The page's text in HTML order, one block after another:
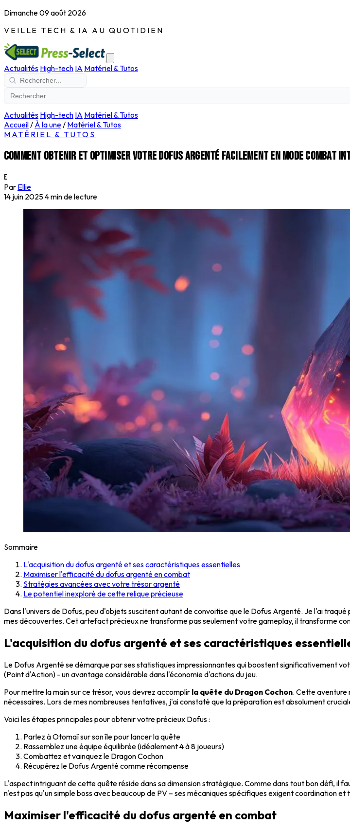
Dimanche 09 août 2026
VEILLE TECH & IA AU QUOTIDIEN
Actualités High-tech IA Matériel & Tutos
Actualités High-tech IA Matériel & Tutos
Accueil/ À la une/ Matériel & Tutos
MATÉRIEL & TUTOS
Comment obtenir et optimiser votre dofus argenté facilement en mode combat
E
Par Ellie
14 juin 20254 min de lecture
Sommaire
L'acquisition du dofus argenté et ses caractéristiques essentielles
Maximiser l'efficacité du dofus argenté en combat
Stratégies avancées avec votre trésor argenté
Le potentiel inexploré de cette relique précieuse
Dans l'univers de Dofus, peu d'objets suscitent autant de convoitise que le Dofus Argenté. Je l'ai
mes découvertes. Cet artefact précieux ne transforme pas seulement votre gameplay, il transforme
L'acquisition du dofus argenté et ses caractéristiques
Le Dofus Argenté se démarque par ses statistiques impressionnantes qui boostent significativement
(Point d'Action) - un avantage considérable dans l'économie d'actions du jeu.
Pour mettre la main sur ce trésor, vous devrez accomplir la quête du Dragon Cochon. Cette aventure
nécessaires. Lors de mes nombreuses tentatives, j'ai constaté que la préparation est absolument
Voici les étapes principales pour obtenir votre précieux Dofus :
Parlez à Otomaï sur son île pour lancer la quête
Rassemblez une équipe équilibrée (idéalement 4 à 8 joueurs)
Combattez et vainquez le Dragon Cochon
Récupérez le Dofus Argenté comme récompense
L'aspect intriguant de cette quête réside dans sa dimension stratégique. Comme dans tout bon défi, il
n'est pas qu'un simple boss avec beaucoup de PV – ses mécaniques spécifiques exigent coordination et
Maximiser l'efficacité du dofus argenté en combat